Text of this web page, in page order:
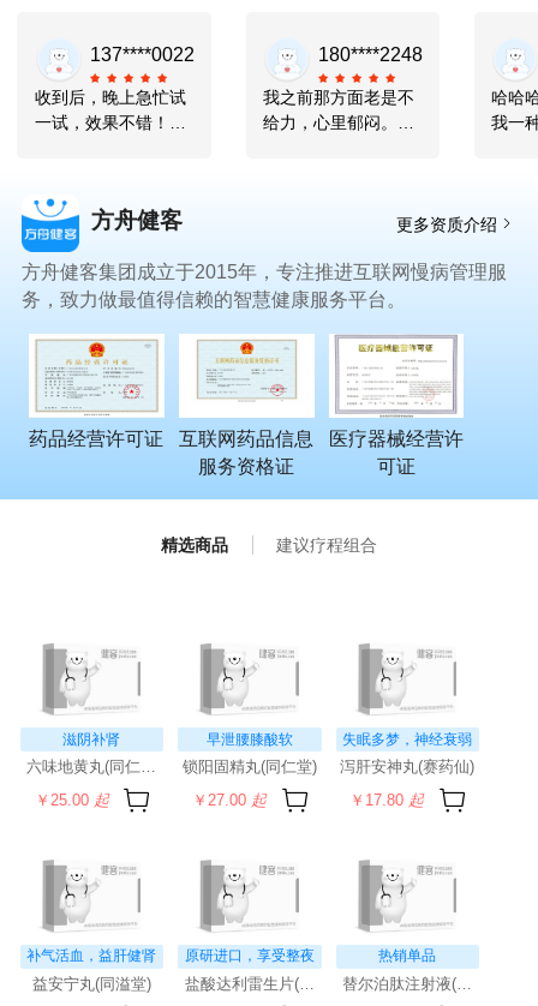
137****0022
收到后，晚上急忙试
一试，效果不错！平
次40多分钟，妻子高
兴得又喊又叫，脸上
写满了幸福！
180****2248
我之前那方面老是不
给力，心里郁闷。后
感觉状态上来了，性
关键是性价比还高，
真的太值了！
哈哈
我一
觉，
方舟健客 更多资质介绍
方舟健客集团成立于2015年，专注推进互联网慢病管理服
务，致力做最值得信赖的智慧健康服务平台。
药品经营许可证
互联网药品信息
服务资格证
医疗器械经营许
可证
精选商品 建议疗程组合
滋阴补肾
六味地黄丸(同仁堂)(水蜜丸)
￥25.00 起
早泄腰膝酸软
锁阳固精丸(同仁堂)
￥27.00 起
失眠多梦，神经衰弱
泻肝安神丸(赛药仙)
￥17.80 起
补气活血，益肝健肾
益安宁丸(同溢堂)
原研进口，享受整夜
安眠
盐酸达利雷生片(科唯可)
热销单品
替尔泊肽注射液(穆峰达)